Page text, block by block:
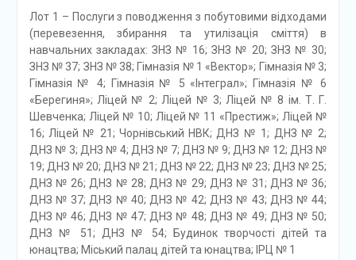
Лот 1 – Послуги з поводження з побутовими відходами
(перевезення, збирання та утилізація сміття) в
навчальних закладах: ЗНЗ № 16; ЗНЗ № 20; ЗНЗ № 30;
ЗНЗ № 37; ЗНЗ № 38; Гімназія № 1 «Вектор»; Гімназія № 3;
Гімназія № 4; Гімназія № 5 «Інтеграл»; Гімназія № 6
«Берегиня»; Ліцей № 2; Ліцей № 3; Ліцей № 8 ім. Т. Г.
Шевченка; Ліцей № 10; Ліцей № 11 «Престиж»; Ліцей №
16; Ліцей № 21; Чорнівський НВК; ДНЗ № 1; ДНЗ № 2;
ДНЗ № 3; ДНЗ № 4; ДНЗ № 7; ДНЗ № 9; ДНЗ № 12; ДНЗ №
19; ДНЗ № 20; ДНЗ № 21; ДНЗ № 22; ДНЗ № 23; ДНЗ № 25;
ДНЗ № 26; ДНЗ № 28; ДНЗ № 29; ДНЗ № 31; ДНЗ № 36;
ДНЗ № 37; ДНЗ № 40; ДНЗ № 42; ДНЗ № 43; ДНЗ № 44;
ДНЗ № 46; ДНЗ № 47; ДНЗ № 48; ДНЗ № 49; ДНЗ № 50;
ДНЗ № 51; ДНЗ № 54; Будинок творчості дітей та
юнацтва; Міський палац дітей та юнацтва; ІРЦ № 1